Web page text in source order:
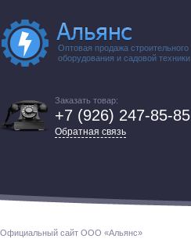
Оптовая продажа строительного
оборудования и садовой техники
Заказать товар:
+7 (926) 247-85-85
Обратная связь
Официальный сайт ООО «Альянс»